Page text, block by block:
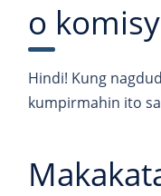
o
Hindi! Kung
kumpirmahin ito